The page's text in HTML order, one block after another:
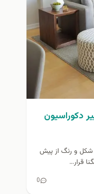
دکوراسيون
شکل و رنگ از پیش
قرار...
0